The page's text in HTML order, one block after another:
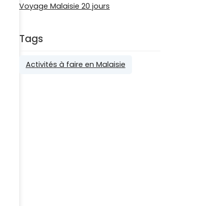
Voyage Malaisie 20 jours
Tags
Activités à faire en Malaisie